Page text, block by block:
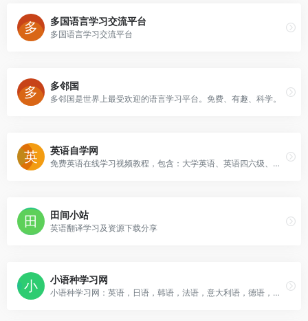
多国语言学习交流平台
多国语言学习交流平台
多邻国
多邻国是世界上最受欢迎的语言学习平台。免费、有趣、科学。
英语自学网
免费英语在线学习视频教程，包含：大学英语、英语四六级、新概念英语、商务英语、雅思、托福等英语学习视频教程
田间小站
英语翻译学习及资源下载分享
小语种学习网
小语种学习网：英语，日语，韩语，法语，意大利语，德语，西班牙语，阿拉伯语，泰语，葡萄牙语，越南语，芬兰语，俄语等小语种学习资料。